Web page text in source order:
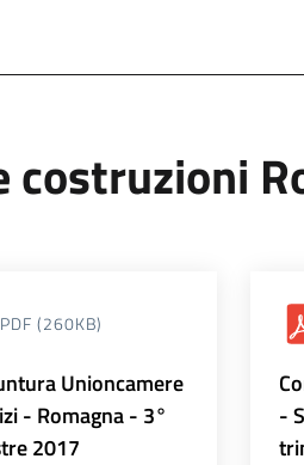
PDF (260KB)
Unioncamere
- Romagna - 3°
2017
-